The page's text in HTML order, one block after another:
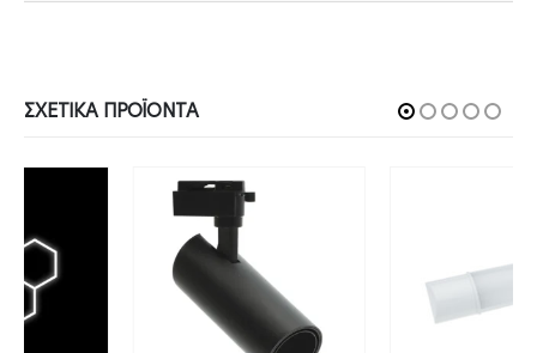
ΣΧΕΤΙΚΆ ΠΡΟΪΌΝΤΑ